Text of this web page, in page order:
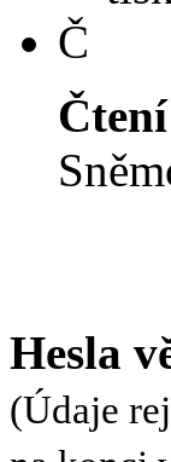
Č
Čtení
Hesla
(Údaje